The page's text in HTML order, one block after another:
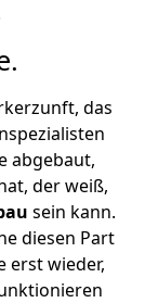
das
abgebaut,
der weiß,
sein kann.
diesen Part
erst wieder,